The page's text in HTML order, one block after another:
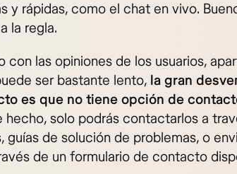
y rápidas, como el chat en vivo.
la regla.
con las opiniones de los usuarios,
ser bastante lento, la gran
es que no tiene opción de
hecho, solo podrás contactarlos a
guías de solución de problemas, o
de un formulario de contacto